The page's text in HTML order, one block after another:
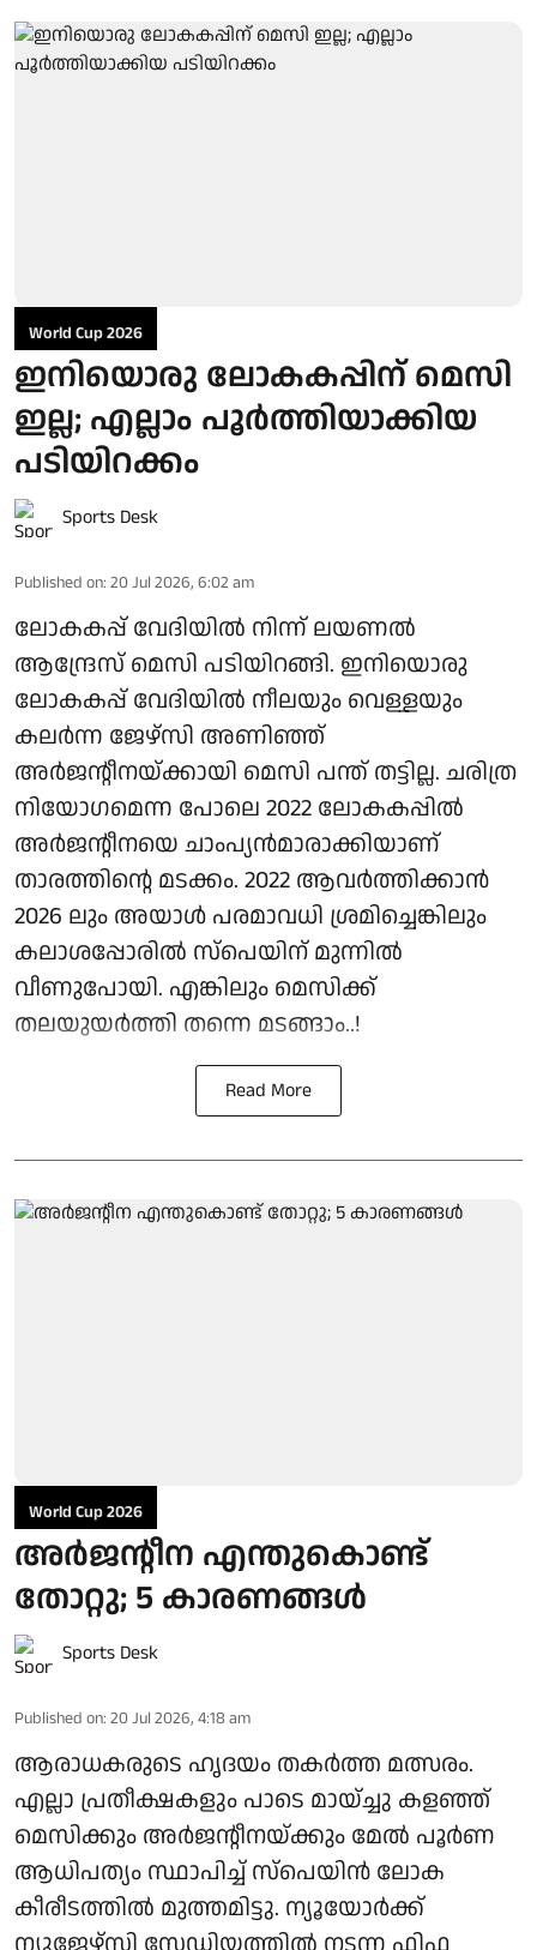
World Cup 2026
ഇനിയൊരു ലോകകപ്പിന് മെസി
ഇല്ല; എല്ലാം പൂർത്തിയാക്കിയ
പടിയിറക്കം
Sports Desk
Published on: 20 Jul 2026, 6:02 am
ലോകകപ്പ് വേദിയിൽ നിന്ന് ലയണൽ
ആന്ദ്രേസ് മെസി പടിയിറങ്ങി. ഇനിയൊരു
ലോകകപ്പ് വേദിയിൽ നീലയും വെള്ളയും
കലർന്ന ജേഴ്‌സി അണിഞ്ഞ്
അർജന്റീനയ്ക്കായി മെസി പന്ത് തട്ടില്ല. ചരിത്ര
നിയോഗമെന്ന പോലെ 2022 ലോകകപ്പിൽ
അർജന്റീനയെ ചാംപ്യൻമാരാക്കിയാണ്
താരത്തിന്റെ മടക്കം. 2022 ആവർത്തിക്കാൻ
2026 ലും അയാൾ പരമാവധി ശ്രമിച്ചെങ്കിലും
കലാശപ്പോരിൽ സ്‌പെയിന് മുന്നിൽ
വീണുപോയി. എങ്കിലും മെസിക്ക്
തലയുയർത്തി തന്നെ മടങ്ങാം..!
Read More
World Cup 2026
അര്‍ജന്റീന എന്തുകൊണ്ട്
തോറ്റു; 5 കാരണങ്ങള്‍
Sports Desk
Published on: 20 Jul 2026, 4:18 am
ആരാധകരുടെ ഹൃദയം തകര്‍ത്ത മത്സരം.
എല്ലാ പ്രതീക്ഷകളും പാടെ മായ്ച്ചു കളഞ്ഞ്
മെസിക്കും അര്‍ജന്റീനയ്ക്കും മേല്‍ പൂര്‍ണ
ആധിപത്യം സ്ഥാപിച്ച് സ്‌പെയിന്‍ ലോക
കീരീടത്തില്‍ മുത്തമിട്ടു. ന്യൂയോര്‍ക്ക്